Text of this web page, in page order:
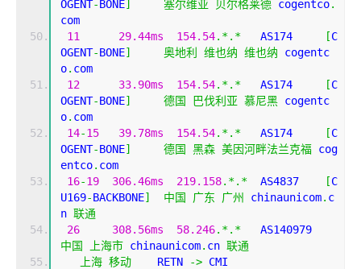
OGENT-BONE] 塞尔维亚 贝尔格莱德 cogentco.
com
11
29.44ms 154.54.*.*
   AS174
[C
OGENT-BONE] 奥地利 维也纳 维也纳 cogentc
o. com
12
33.90ms 154.54.*.*
   AS174
[C
OGENT-BONE] 德国 巴伐利亚 慕尼黑 cogentc
o. com
14-15 39.78ms 154.54.*.*
   AS174
[C
OGENT-BONE] 德国 黑森 美因河畔法兰克福 cog
entco. com
16-19 306.46ms 219.158.*.*
  AS4837
[C
U169-BACKBONE] 中国 广东 广州 chinaunicom. c
n 联通
26
308.56ms 58.246.*.*
中国
上海市 chinaunicom. cn 联通
上海 移动
    RETN
-> CMI